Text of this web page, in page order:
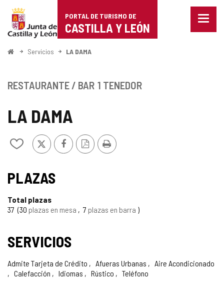
Portal
de
Turismo
Castilla
León
PORTAL DE TURISMO DE
CASTILLA Y LEÓN
Menu
InicioServicios LA DAMA
LA DAMA
Añadir/quitar
cuadernos
X FacebookVersión
PDF
Imprimir
RESTAURANTE / BAR 1 TENEDOR
PLAZAS
Total plazas
37 30 plazas en mesa 7 plazas en barra
SERVICIOS
Admite Tarjeta de Crédito Afueras Urbanas
Aire Acondicionado
Calefacción
Idiomas Rústico Teléfono